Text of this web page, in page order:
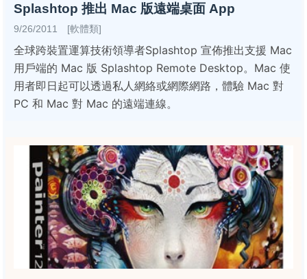
Splashtop 推出 Mac 版遠端桌面 App
9/26/2011 [軟體類]
全球跨裝置運算技術領導者Splashtop 宣佈推出支援 Mac
用戶端的 Mac 版 Splashtop Remote Desktop。Mac 使
用者即日起可以透過私人網絡或網際網路，體驗 Mac 對
PC 和 Mac 對 Mac 的遠端連線。